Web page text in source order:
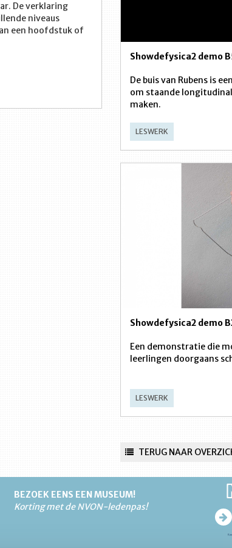
De verklaring
niveaus
een hoofdstuk of
Showdefysica2 demo
De buis van Rubens is
om staande
maken.
LESWERK
Showdefysica2 demo
Een demonstratie die
leerlingen doorgaans
LESWERK
TERUG NAAR
BEZOEK EENS EEN MUSEUM!
Korting met de NVON-ledenpas!